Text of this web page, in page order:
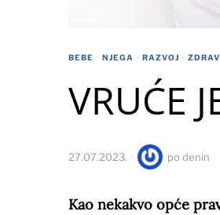
BEBE · NJEGA · RAZVOJ ·
VRUĆE
27.07.2023. po denin
Kao nekakvo opće